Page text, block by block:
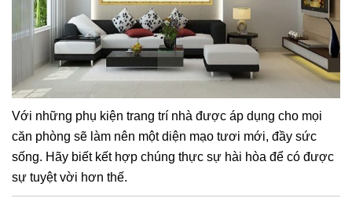
Với những phụ kiện trang trí nhà được áp dụng cho mọi
căn phòng sẽ làm nên một diện mạo tươi mới, đầy sức
sống. Hãy biết kết hợp chúng thực sự hài hòa để có được
sự tuyệt vời hơn thế.